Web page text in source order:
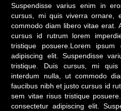
Suspendisse varius enim in
cursus, mi quis viverra ornare,
commodo diam libero vitae erat.
cursus id rutrum lorem
tristique posuere.Lorem
adipiscing elit. Suspendisse
tristique. Duis cursus, mi
interdum nulla, ut commodo
faucibus nibh et justo cursus id
sem vitae risus tristique
consectetur adipiscing elit.